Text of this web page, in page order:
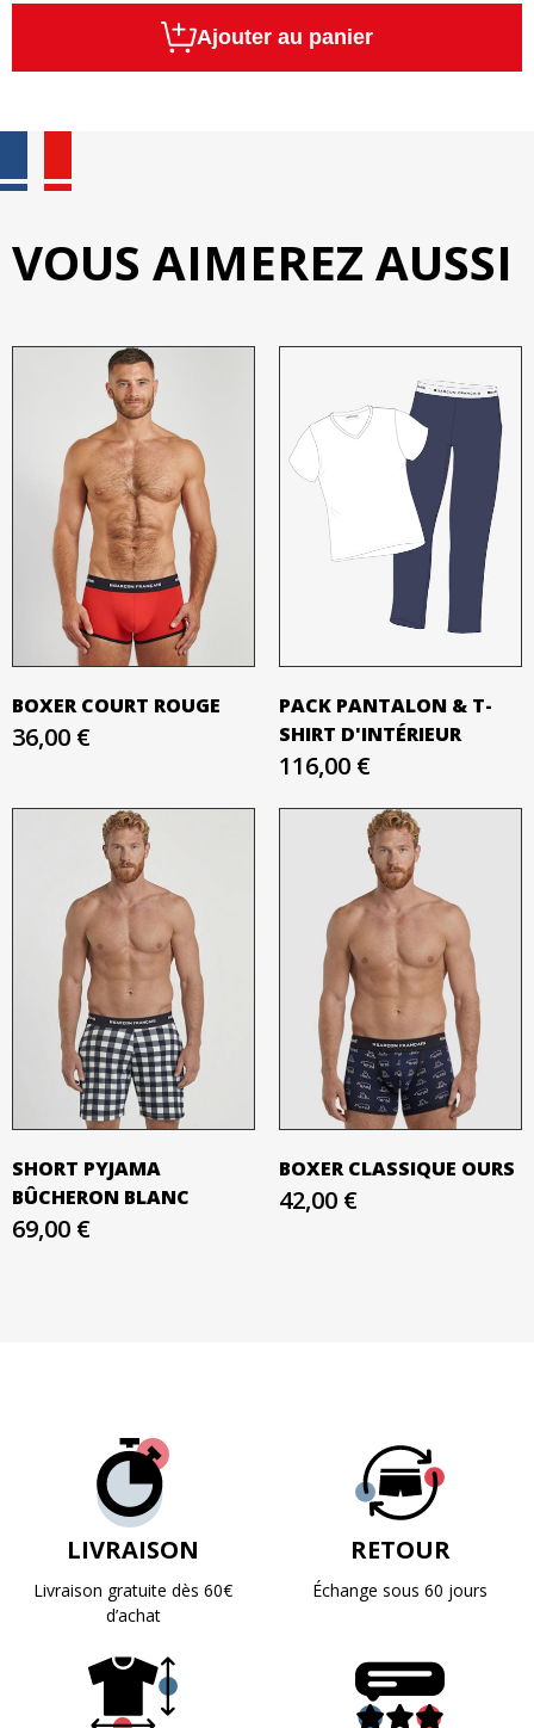
Ajouter au panier
VOUS AIMEREZ AUSSI
BOXER COURT ROUGE
36,00 €
PACK PANTALON & T-
SHIRT D'INTÉRIEUR
116,00 €
SHORT PYJAMA
BÛCHERON BLANC
69,00 €
BOXER CLASSIQUE OURS
42,00 €
LIVRAISON
Livraison gratuite dès 60€
d’achat
RETOUR
Échange sous 60 jours